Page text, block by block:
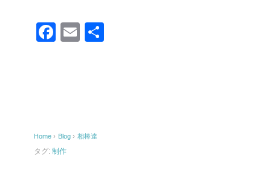
F
o
o
E
Home › Blog › 相棒達
タグ: 制作